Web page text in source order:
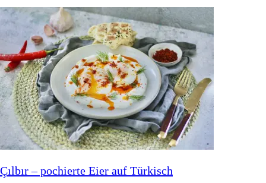
Çılbır – pochierte Eier auf Türkisch